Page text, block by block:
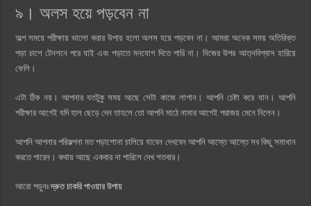
৯। অলস হয়ে পড়বেন না
অল্প সময়ে পরীক্ষায় ভালো করার উপায় হলো অলস হয়ে পড়বেন না। আমরা অনেক সময় অতিরিক্ত
পড়া চাপে টেনশনে পরে যাই এবং পড়াতে মনযোগ দিতে পারি না। নিজের উপর আত্নবিশ্বাস হারিয়ে
ফেলি।
এটা ঠিক নয়। আপনার যতটুকু সময় আছে সেটা কাজে লাগান। আপনি চেষ্টা করে যান। আপনি
পরীক্ষার আগেই যদি হাল ছেড়ে দেন তাহলে তো আপনি মাঠে নামার আগেই পরাজয় মেনে নিলেন।
আপনি আপনার পরিকল্পনা মত পড়াশোনা চালিয়ে যাবেন দেখবেন আপনি আস্তে আস্তে সব কিছু সমাধান
করতে পারেন। কথায় আছে একবার না পারিলে দেখ শতবার।
আরো পড়ুনঃদ্রুত চাকরি পাওয়ার উপায়